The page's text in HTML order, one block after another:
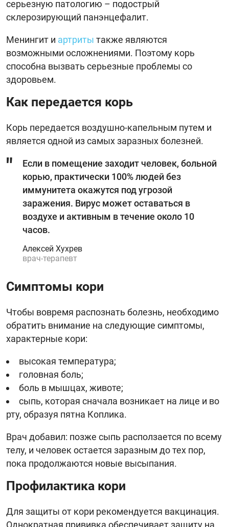
серьезную патологию – подострый
склерозирующий панэнцефалит.
Менингит и артриты также являются
возможными осложнениями. Поэтому корь
способна вызвать серьезные проблемы со
здоровьем.
Как передается корь
Корь передается воздушно-капельным путем и
является одной из самых заразных болезней.
Если в помещение заходит человек, больной
корью, практически 100% людей без
иммунитета окажутся под угрозой
заражения. Вирус может оставаться в
воздухе и активным в течение около 10
часов.
Алексей Хухрев
врач-терапевт
Симптомы кори
Чтобы вовремя распознать болезнь, необходимо
обратить внимание на следующие симптомы,
характерные кори:
высокая температура;
головная боль;
боль в мышцах, животе;
сыпь, которая сначала возникает на лице и во
рту, образуя пятна Коплика.
Врач добавил: позже сыпь расползается по всему
телу, и человек остается заразным до тех пор,
пока продолжаются новые высыпания.
Профилактика кори
Для защиты от кори рекомендуется вакцинация.
Однократная прививка обеспечивает защиту на